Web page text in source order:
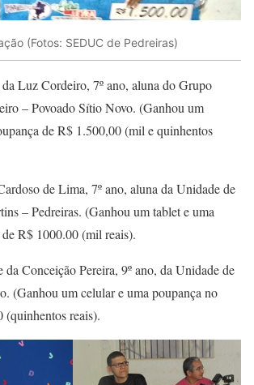
(Fotos: SEDUC de Pedreiras)
Luz Cordeiro, 7º ano, aluna do Grupo
– Povoado Sítio Novo. (Ganhou um
de R$ 1.500,00 (mil e quinhentos
de Lima, 7º ano, aluna da Unidade de
– Pedreiras. (Ganhou um tablet e uma
R$ 1000.00 (mil reais).
da Conceição Pereira, 9º ano, da Unidade de
(Ganhou um celular e uma poupança no
reais).